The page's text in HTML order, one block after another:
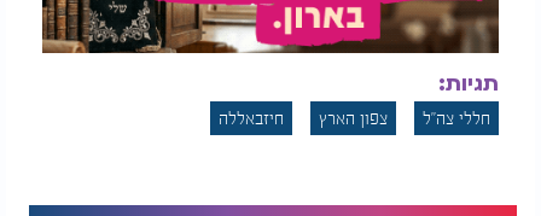
תגיות:
חללי צה"ל צפון הארץ חיזבאללה